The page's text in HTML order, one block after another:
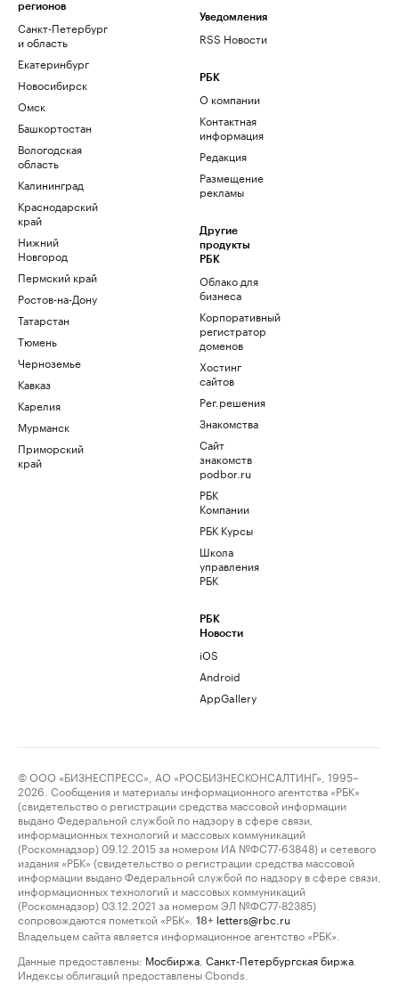
регионов
Санкт-Петербург
и область
Екатеринбург
Новосибирск
Омск
Башкортостан
Вологодская
область
Калининград
Краснодарский
край
Нижний
Новгород
Пермский край
Ростов-на-Дону
Татарстан
Тюмень
Черноземье
Кавказ
Карелия
Мурманск
Приморский
край
Уведомления
RSS Новости
РБК
О компании
Контактная
информация
Редакция
Размещение
рекламы
Другие
продукты
РБК
Облако для
бизнеса
Корпоративный
регистратор
доменов
Хостинг
сайтов
Рег.решения
Знакомства
Сайт
знакомств
podbor.ru
РБК
Компании
РБК Курсы
Школа
управления
РБК
РБК
Новости
iOS
Android
AppGallery
© ООО «БИЗНЕСПРЕСС», АО «РОСБИЗНЕСКОНСАЛТИНГ», 1995–
2026. Сообщения и материалы информационного агентства «РБК»
(свидетельство о регистрации средства массовой информации
выдано Федеральной службой по надзору в сфере связи,
информационных технологий и массовых коммуникаций
(Роскомнадзор) 09.12.2015 за номером ИА №ФС77-63848) и сетевого
издания «РБК» (свидетельство о регистрации средства массовой
информации выдано Федеральной службой по надзору в сфере связи,
информационных технологий и массовых коммуникаций
(Роскомнадзор) 03.12.2021 за номером ЭЛ №ФС77-82385)
сопровождаются пометкой «РБК».
18+ letters@rbc.ru
Владельцем сайта является информационное агентство «РБК».
Данные предоставлены: Мосбиржа Санкт-Петербургская биржа
Индексы облигаций предоставлены Cbonds.